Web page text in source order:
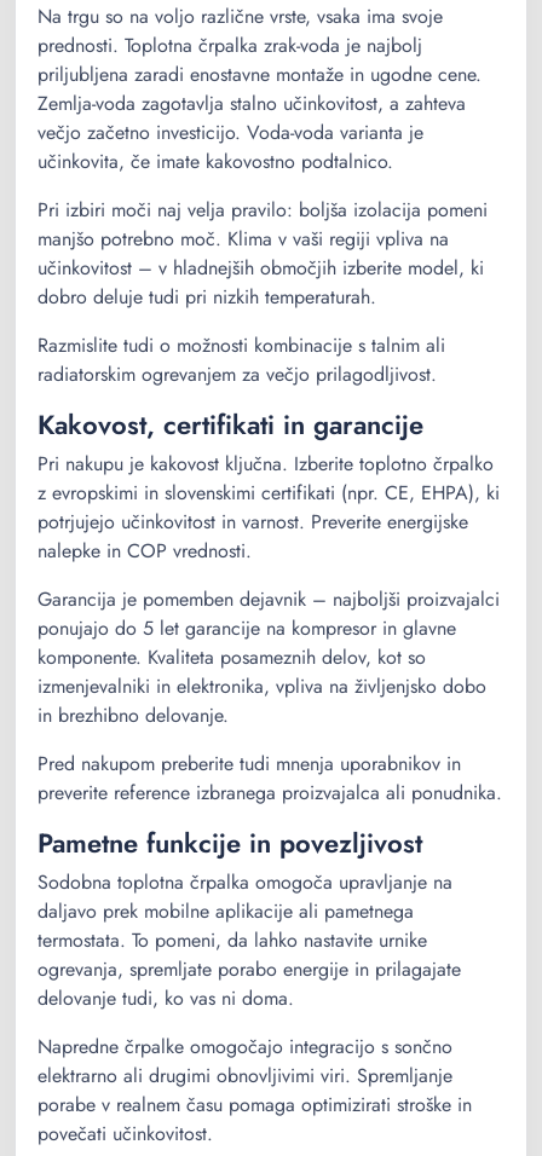
Na trgu so na voljo različne vrste, vsaka ima svoje
prednosti. Toplotna črpalka zrak-voda je najbolj
priljubljena zaradi enostavne montaže in ugodne cene.
Zemlja-voda zagotavlja stalno učinkovitost, a zahteva
večjo začetno investicijo. Voda-voda varianta je
učinkovita, če imate kakovostno podtalnico.
Pri izbiri moči naj velja pravilo: boljša izolacija pomeni
manjšo potrebno moč. Klima v vaši regiji vpliva na
učinkovitost – v hladnejših območjih izberite model, ki
dobro deluje tudi pri nizkih temperaturah.
Razmislite tudi o možnosti kombinacije s talnim ali
radiatorskim ogrevanjem za večjo prilagodljivost.
Kakovost, certifikati in garancije
Pri nakupu je kakovost ključna. Izberite toplotno črpalko
z evropskimi in slovenskimi certifikati (npr. CE, EHPA), ki
potrjujejo učinkovitost in varnost. Preverite energijske
nalepke in COP vrednosti.
Garancija je pomemben dejavnik – najboljši proizvajalci
ponujajo do 5 let garancije na kompresor in glavne
komponente. Kvaliteta posameznih delov, kot so
izmenjevalniki in elektronika, vpliva na življenjsko dobo
in brezhibno delovanje.
Pred nakupom preberite tudi mnenja uporabnikov in
preverite reference izbranega proizvajalca ali ponudnika.
Pametne funkcije in povezljivost
Sodobna toplotna črpalka omogoča upravljanje na
daljavo prek mobilne aplikacije ali pametnega
termostata. To pomeni, da lahko nastavite urnike
ogrevanja, spremljate porabo energije in prilagajate
delovanje tudi, ko vas ni doma.
Napredne črpalke omogočajo integracijo s sončno
elektrarno ali drugimi obnovljivimi viri. Spremljanje
porabe v realnem času pomaga optimizirati stroške in
povečati učinkovitost.